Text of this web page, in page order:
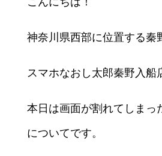
神奈川県西部に位置する秦
スマホなおし太郎秦野入船
本日は画面が割れてしまっ
についてです。